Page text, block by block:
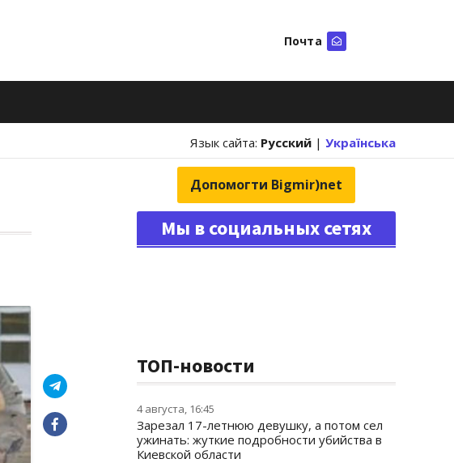
Почта
Язык сайта: Русский | Українська
Допомогти Bigmir)net
Мы в социальных сетях
ТОП-новости
4 августа, 16:45
Зарезал 17-летнюю девушку, а потом сел
ужинать: жуткие подробности убийства в
Киевской области